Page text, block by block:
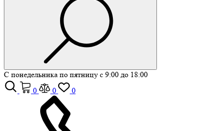
С понедельника по пятницу с 9:00 до 18:00
0
0 0